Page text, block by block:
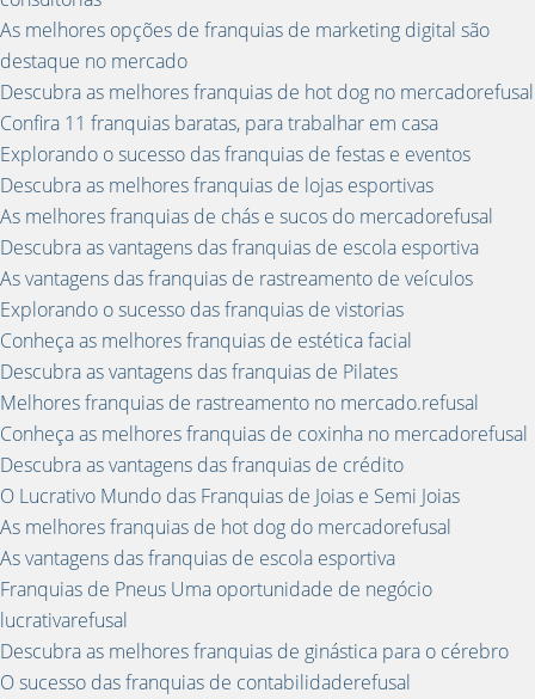
As melhores opções de franquias de marketing digital são
destaque no mercado
Descubra as melhores franquias de hot dog no mercadorefusal
Confira 11 franquias baratas, para trabalhar em casa
Explorando o sucesso das franquias de festas e eventos
Descubra as melhores franquias de lojas esportivas
As melhores franquias de chás e sucos do mercadorefusal
Descubra as vantagens das franquias de escola esportiva
As vantagens das franquias de rastreamento de veículos
Explorando o sucesso das franquias de vistorias
Conheça as melhores franquias de estética facial
Descubra as vantagens das franquias de Pilates
Melhores franquias de rastreamento no mercado.refusal
Conheça as melhores franquias de coxinha no mercadorefusal
Descubra as vantagens das franquias de crédito
O Lucrativo Mundo das Franquias de Joias e Semi Joias
As melhores franquias de hot dog do mercadorefusal
As vantagens das franquias de escola esportiva
Franquias de Pneus Uma oportunidade de negócio
lucrativarefusal
Descubra as melhores franquias de ginástica para o cérebro
O sucesso das franquias de contabilidaderefusal